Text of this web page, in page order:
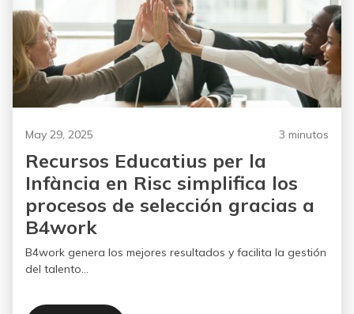
May 29, 2025 3 minutos
Recursos Educatius per la
Infància en Risc simplifica los
procesos de selección gracias a
B4work
B4work genera los mejores resultados y facilita la gestión
del talento...